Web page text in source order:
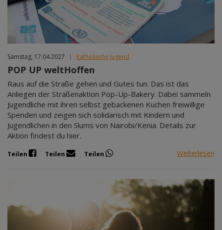
Apr 2027
Mai 2027
Jun 2027
Samstag, 17.04.2027 | Katholische Jugend
POP UP weltHoffen
Raus auf die Straße gehen und Gutes tun: Das ist das
Anliegen der Straßenaktion Pop-Up-Bakery. Dabei sammeln
Jugendliche mit ihren selbst gebackenen Kuchen freiwillige
Spenden und zeigen sich solidarisch mit Kindern und
Jugendlichen in den Slums von Nairobi/Kenia. Details zur
Aktion findest du hier.
Teilen Teilen Teilen Weiterlesen